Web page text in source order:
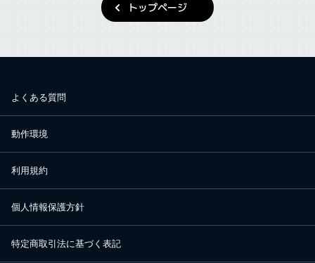
トップページ
よくある質問
動作環境
利用規約
個人情報保護方針
特定商取引法に基づく表記